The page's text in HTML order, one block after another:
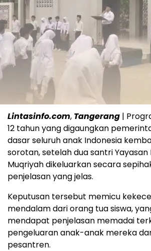
Lintasinfo.com, Tangerang |
12 tahun yang digaungkan
dasar seluruh anak Indonesia
sorotan, setelah dua santri Yayasan
Muqriyah dikeluarkan secara
penjelasan yang jelas.
Keputusan tersebut memicu
mendalam dari orang tua siswa,
mendapat penjelasan memadai
pengeluaran anak-anak mereka
pesantren.